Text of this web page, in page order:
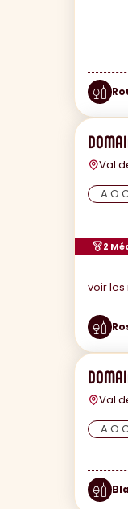
Val
2
voir
Val